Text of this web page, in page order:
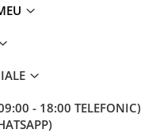
- 18:00 TELEFONIC)